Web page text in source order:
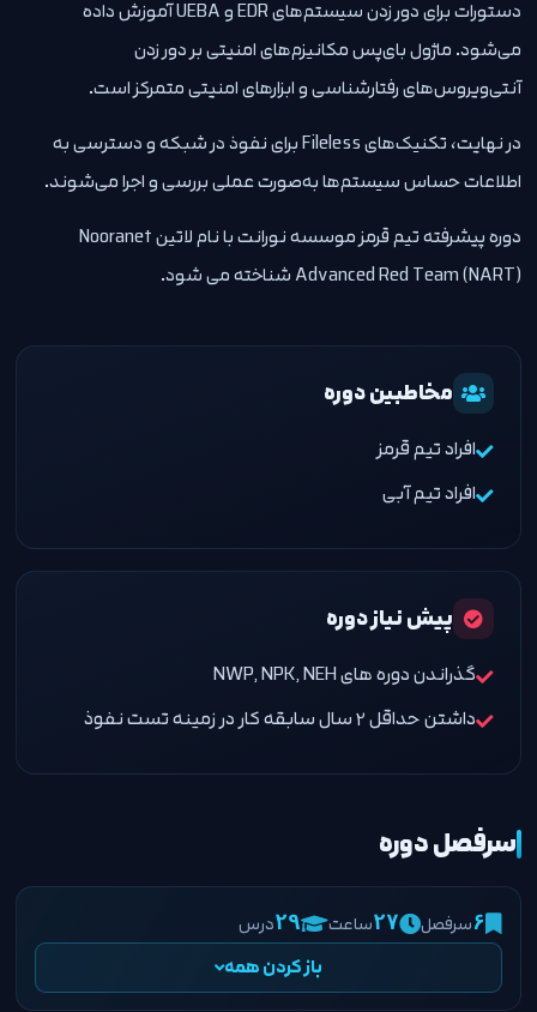
دستورات برای دور زدن سیستم‌های EDR و UEBA آموزش داده
می‌شود. ماژول بای‌پس مکانیزم‌های امنیتی بر دور زدن
آنتی‌ویروس‌های رفتارشناسی و ابزارهای امنیتی متمرکز است.
در نهایت، تکنیک‌های Fileless برای نفوذ در شبکه و دسترسی به
اطلاعات حساس سیستم‌ها به‌صورت عملی بررسی و اجرا می‌شوند.
دوره پیشرفته تیم قرمز موسسه نورانت با نام لاتین Nooranet
Advanced Red Team (NART) شناخته می شود.
مخاطبین دوره
افراد تیم قرمز
افراد تیم آبی
پیش نیاز دوره
گذراندن دوره های NWP, NPK, NEH
داشتن حداقل 2 سال سابقه کار در زمینه تست نفوذ
سرفصل دوره
۶سرفصل ۲۷ساعت ۲۹درس
باز کردن همه